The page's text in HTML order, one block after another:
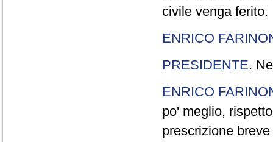
civile venga ferito.
ENRICO
PRESIDENTE.
ENRICO
po' meglio,
prescrizione